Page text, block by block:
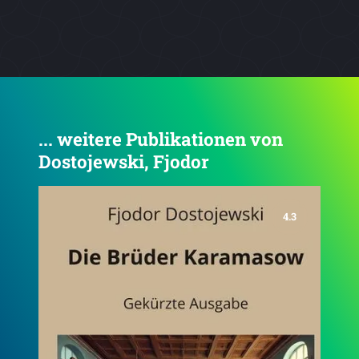
... weitere Publikationen von
Dostojewski, Fjodor